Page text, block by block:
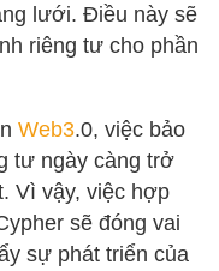
lưới. Điều này sẽ
riêng tư cho phần
Web3.0, việc bảo
tư ngày càng trở
Vì vậy, việc hợp
sẽ đóng vai
sự phát triển của